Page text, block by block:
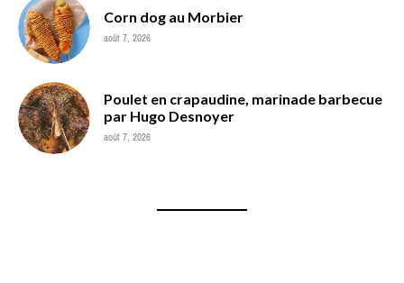
Corn dog au Morbier
août 7, 2026
Poulet en crapaudine, marinade barbecue
par Hugo Desnoyer
août 7, 2026